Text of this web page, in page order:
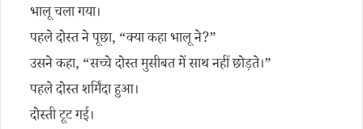
भालू चला गया।
पहले दोस्त ने पूछा, “क्या कहा भालू ने?”
उसने कहा, “सच्चे दोस्त मुसीबत में साथ नहीं छोड़ते।”
पहले दोस्त शर्मिंदा हुआ।
दोस्ती टूट गई।